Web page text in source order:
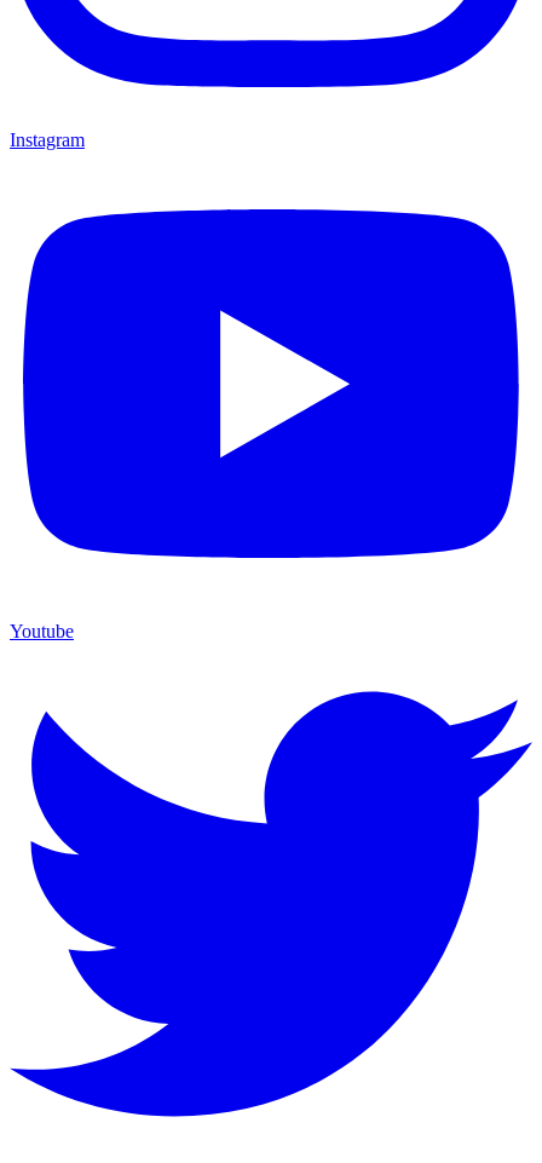
Instagram
Youtube